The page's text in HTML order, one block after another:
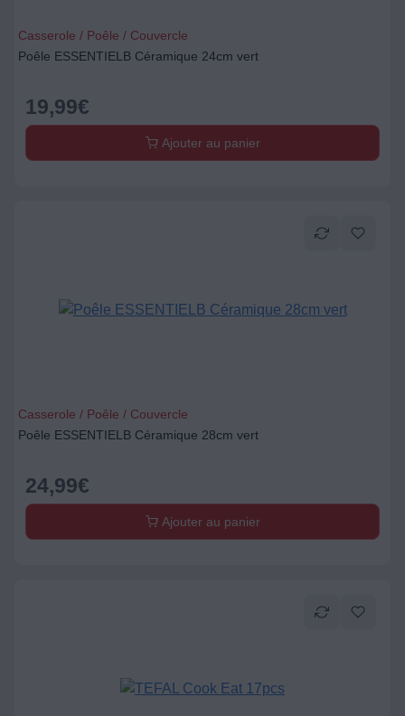
Casserole / Poêle / Couvercle
Poêle ESSENTIELB Céramique 24cm vert
19,99€
Ajouter au panier
Casserole / Poêle / Couvercle
Poêle ESSENTIELB Céramique 28cm vert
24,99€
Ajouter au panier